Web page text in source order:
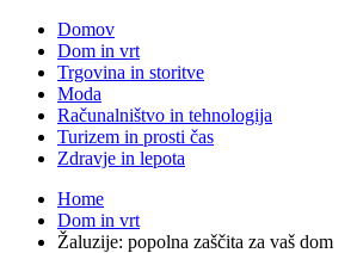
Domov
Dom in vrt
Trgovina in storitve
Moda
Računalništvo in tehnologija
Turizem in prosti čas
Zdravje in lepota
Home
Dom in vrt
Žaluzije: popolna zaščita za vaš dom